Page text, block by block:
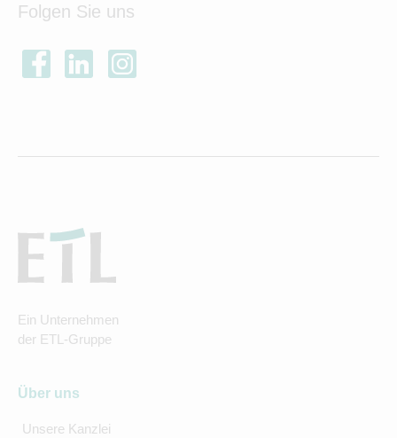
Folgen Sie uns
Ein Unternehmen
der ETL-Gruppe
Über uns
Unsere Kanzlei